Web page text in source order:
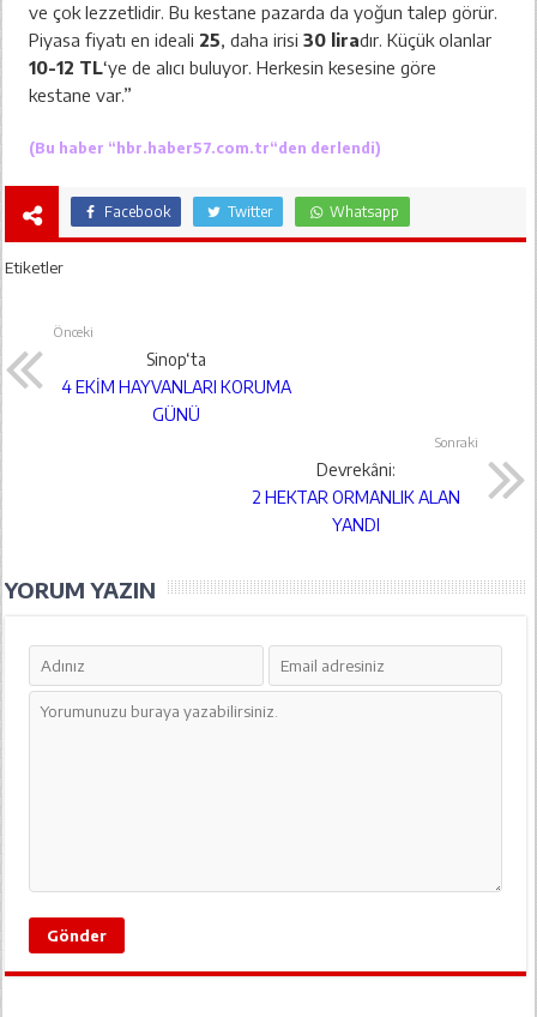
ve çok lezzetlidir. Bu kestane pazarda da yoğun talep görür.
Piyasa fiyatı en ideali 25, daha irisi30 liradır. Küçük olanlar
10-12 TL‘ye de alıcı buluyor. Herkesin kesesine göre
kestane var.”
(Bu haber “hbr.haber57.com.tr“den derlendi)
Facebook Twitter Whatsapp
Etiketler
Önceki
Sinop‘ta
4 EKİM HAYVANLARI KORUMA
GÜNÜ
Sonraki
Devrekâni:
2 HEKTAR ORMANLIK ALAN
YANDI
YORUM YAZIN